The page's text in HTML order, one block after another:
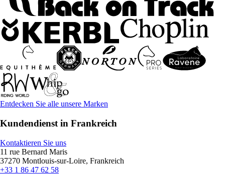
Entdecken Sie alle unsere Marken
Kundendienst in Frankreich
Kontaktieren Sie uns
11 rue Bernard Maris
37270 Montlouis-sur-Loire, Frankreich
+33 1 86 47 62 58